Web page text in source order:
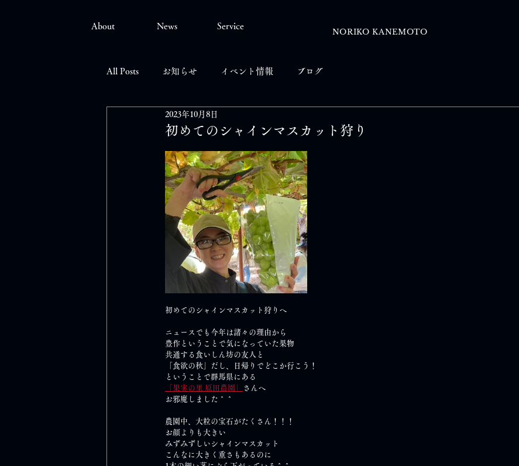
About News Service
NORIKO KANEMOTO
All Posts お知らせ イベント情報 ブログ
初めてのシャインマスカット狩り
2023年10月8日
初めてのシャインマスカット狩りへ
ニュースでも今年は諸々の理由から
豊作ということで気になっていた果物
共通する食いしん坊の友人と
「食欲の秋」だし、日帰りでどこか行こう！
ということで群馬県にある
「果実の里 原田農園」
さんへ
お邪魔しました＾＾
農園中、大粒の宝石がたくさん！！！
お顔よりも大きい
みずみずしいシャインマスカット
こんなに大きく重さもあるのに